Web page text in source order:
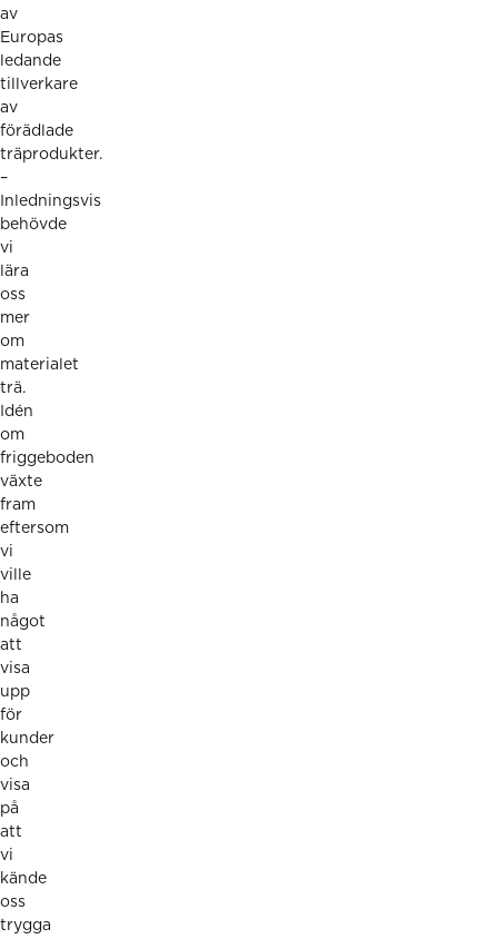
av
Europas
ledande
tillverkare
av
förädlade
träprodukter.
–
Inledningsvis
behövde
vi
lära
oss
mer
om
materialet
trä.
Idén
om
friggeboden
växte
fram
eftersom
vi
ville
ha
något
att
visa
upp
för
kunder
och
visa
på
att
vi
kände
oss
trygga